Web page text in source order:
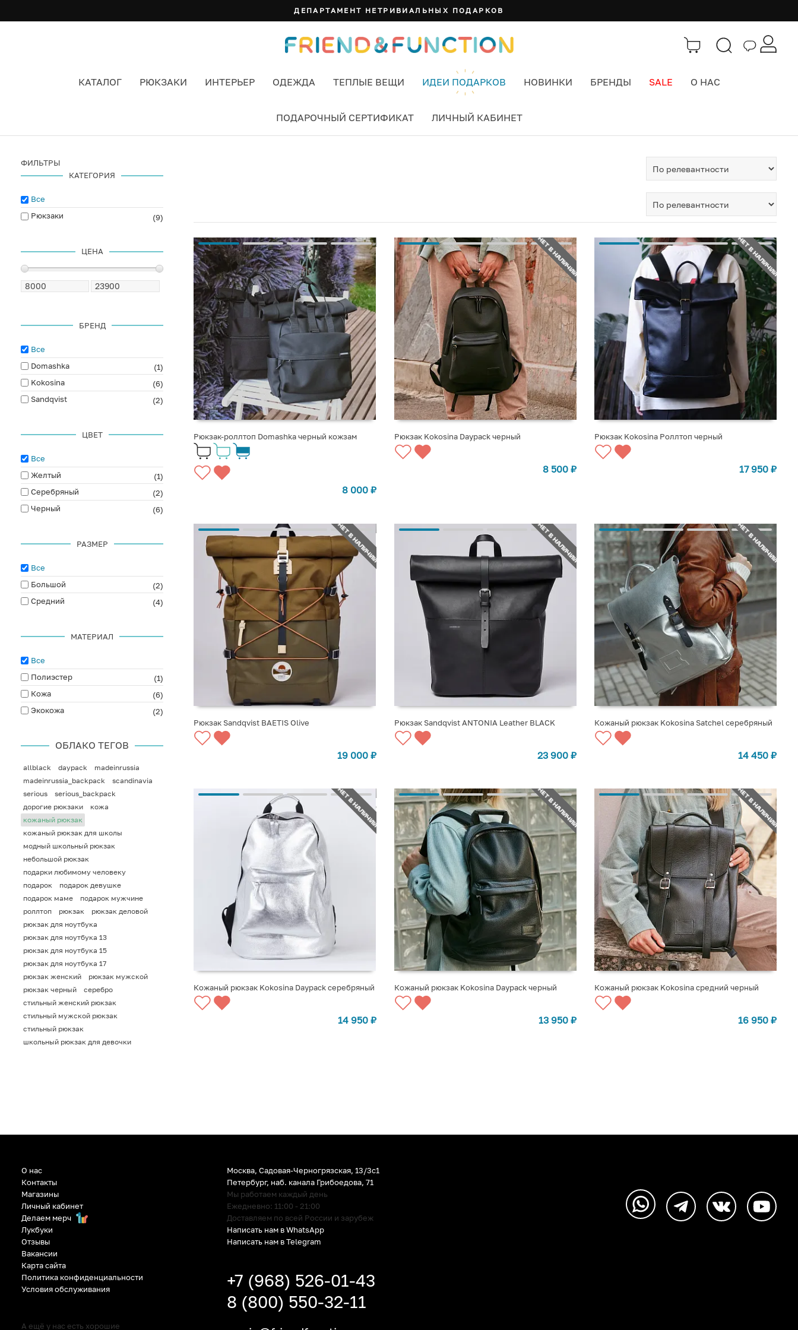
ДЕПАРТАМЕНТ НЕТРИВИАЛЬНЫХ ПОДАРКОВ
КАТАЛОГ РЮКЗАКИ ИНТЕРЬЕР ОДЕЖДА ТЕПЛЫЕ ВЕЩИ ИДЕИ ПОДАРКОВ НОВИНКИ БРЕНДЫ SALE О НАС
ПОДАРОЧНЫЙ СЕРТИФИКАТ ЛИЧНЫЙ КАБИНЕТ
ФИЛЬТРЫ
КАТЕГОРИЯ
Все
Рюкзаки
(9)
ЦЕНА
БРЕНД
Все
Domashka
(1)
Kokosina
(6)
Sandqvist
(2)
ЦВЕТ
Все
Желтый
(1)
Серебряный
(2)
Черный
(6)
РАЗМЕР
Все
Большой
(2)
Средний
(4)
МАТЕРИАЛ
Все
Полиэстер
(1)
Кожа
(6)
Экокожа
(2)
ОБЛАКО ТЕГОВ
allblack daypack
madeinrussia
madeinrussia_backpack
scandinavia
serious
serious_backpack
дорогие рюкзаки
кожа
кожаный рюкзак
кожаный рюкзак для школы
модный школьный рюкзак
небольшой рюкзак
подарки любимому человеку
подарок
подарок девушке
подарок маме
подарок мужчине
роллтоп
рюкзак
рюкзак деловой
рюкзак для ноутбука
рюкзак для ноутбука 13
рюкзак для ноутбука 15
рюкзак для ноутбука 17
рюкзак женский
рюкзак мужской
рюкзак черный
серебро
стильный женский рюкзак
стильный мужской рюкзак
стильный рюкзак
школьный рюкзак для девочки
Рюкзак-роллтоп Domashka черный кожзам
8 000 ₽
НЕТ В НАЛИЧИИ
СООБЩИТЬ О ПОСТУПЛЕНИИ
Рюкзак Kokosina Daypack черный
8 500 ₽
НЕТ В НАЛИЧИИ
СООБЩИТЬ О ПОСТУПЛЕНИИ
Рюкзак Kokosina Роллтоп черный
17 950 ₽
НЕТ В НАЛИЧИИ
СООБЩИТЬ О ПОСТУПЛЕНИИ
Рюкзак Sandqvist BAETIS Olive
19 000 ₽
НЕТ В НАЛИЧИИ
СООБЩИТЬ О ПОСТУПЛЕНИИ
Рюкзак Sandqvist ANTONIA Leather BLACK
23 900 ₽
НЕТ В НАЛИЧИИ
СООБЩИТЬ О ПОСТУПЛЕНИИ
Кожаный рюкзак Kokosina Satchel серебряный
14 450 ₽
НЕТ В НАЛИЧИИ
СООБЩИТЬ О ПОСТУПЛЕНИИ
Кожаный рюкзак Kokosina Daypack серебряный
14 950 ₽
НЕТ В НАЛИЧИИ
СООБЩИТЬ О ПОСТУПЛЕНИИ
Кожаный рюкзак Kokosina Daypack черный
13 950 ₽
НЕТ В НАЛИЧИИ
СООБЩИТЬ О ПОСТУПЛЕНИИ
Кожаный рюкзак Kokosina средний черный
16 950 ₽
О нас
Контакты
Магазины
Личный кабинет
Делаем мерч
Лукбуки
Отзывы
Вакансии
Карта сайта
Политика конфиденциальности
Условия обслуживания
А ещё у нас есть хорошие
Москва, Садовая-Черногрязская, 13/3c1
Петербург, наб. канала Грибоедова, 71
Мы работаем каждый день
Ежедневно: 11:00 - 21:00
Доставляем по всей России и зарубеж
Написать нам в WhatsApp
Написать нам в Telegram
+7 (968) 526-01-43
8 (800) 550-32-11